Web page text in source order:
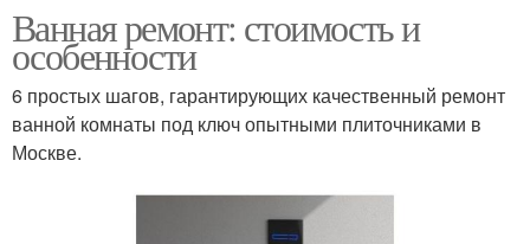
Ванная ремонт: стоимость и
особенности
6 простых шагов, гарантирующих качественный ремонт
ванной комнаты под ключ опытными плиточниками в
Москве.